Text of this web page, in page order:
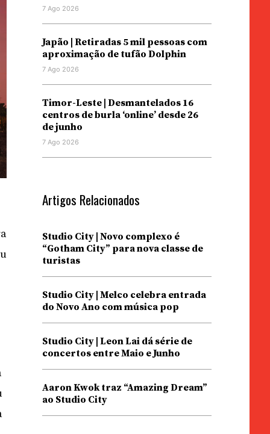
7 Ago 2026
Japão | Retiradas 5 mil pessoas com
aproximação de tufão Dolphin
7 Ago 2026
Timor-Leste | Desmantelados 16
centros de burla ‘online’ desde 26
de junho
7 Ago 2026
Artigos Relacionados
Studio City | Novo complexo é
“Gotham City” para nova classe de
turistas
Studio City | Melco celebra entrada
do Novo Ano com música pop
Studio City | Leon Lai dá série de
concertos entre Maio e Junho
Aaron Kwok traz “Amazing Dream”
ao Studio City